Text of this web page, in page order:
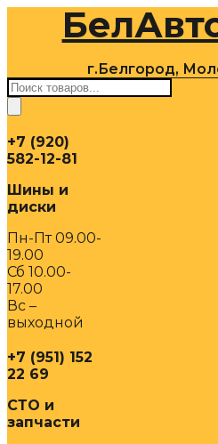
содержимому
г.Белгород,
Поиск
товаров
+7 (920)
582-12-81
Шины и
диски
Пн-Пт 09.00-
19.00
Сб 10.00-
17.00
Вс –
выходной
+7 (951) 152
22 69
СТО и
запчасти